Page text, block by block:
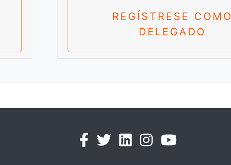
REGÍSTRESE COMO
DELEGADO